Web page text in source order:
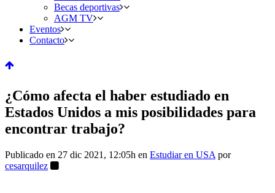
Becas deportivas
AGM TV
Eventos
Contacto
¿Cómo afecta el haber estudiado en
Estados Unidos a mis posibilidades para
encontrar trabajo?
Publicado en 27 dic 2021, 12:05h en Estudiar en USA por
cesarquilez